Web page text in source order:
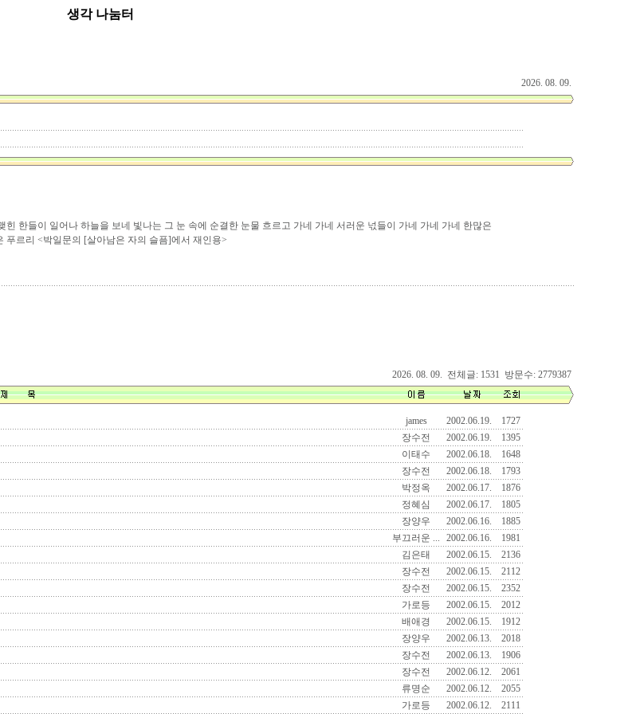
생각 나눔터
2026. 08. 09.
한들이 일어나 하늘을 보네 빛나는 그 눈 속에 순결한 눈물 흐르고 가네 가네 서러운 넋들이 가네 가네 가네 한많은
푸르리 <박일문의 [살아남은 자의 슬픔]에서 재인용>
2026. 08. 09. 전체글: 1531 방문수: 2779387
james 2002.06.19.
1727
장수전 2002.06.19.
1395
이태수 2002.06.18.
1648
장수전 2002.06.18.
1793
박정옥 2002.06.17.
1876
정혜심 2002.06.17.
1805
장양우 2002.06.16.
1885
부끄러운 ... 2002.06.16.
1981
김은태 2002.06.15.
2136
장수전 2002.06.15.
2112
장수전 2002.06.15.
2352
가로등 2002.06.15.
2012
배애경 2002.06.15.
1912
장양우 2002.06.13.
2018
장수전 2002.06.13.
1906
장수전 2002.06.12.
2061
류명순 2002.06.12.
2055
가로등 2002.06.12. 2111